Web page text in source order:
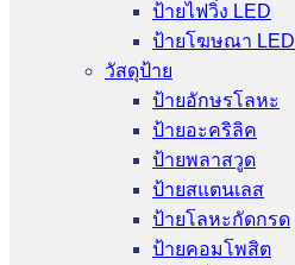
ป้ายไฟวิ่ง LED
ป้ายโฆษณา LED
วัสดุป้าย
ป้ายอักษรโลหะ
ป้ายอะคริลิค
ป้ายพลาสวูด
ป้ายสแตนเลส
ป้ายโลหะกัดกรด
ป้ายคอมโพสิต